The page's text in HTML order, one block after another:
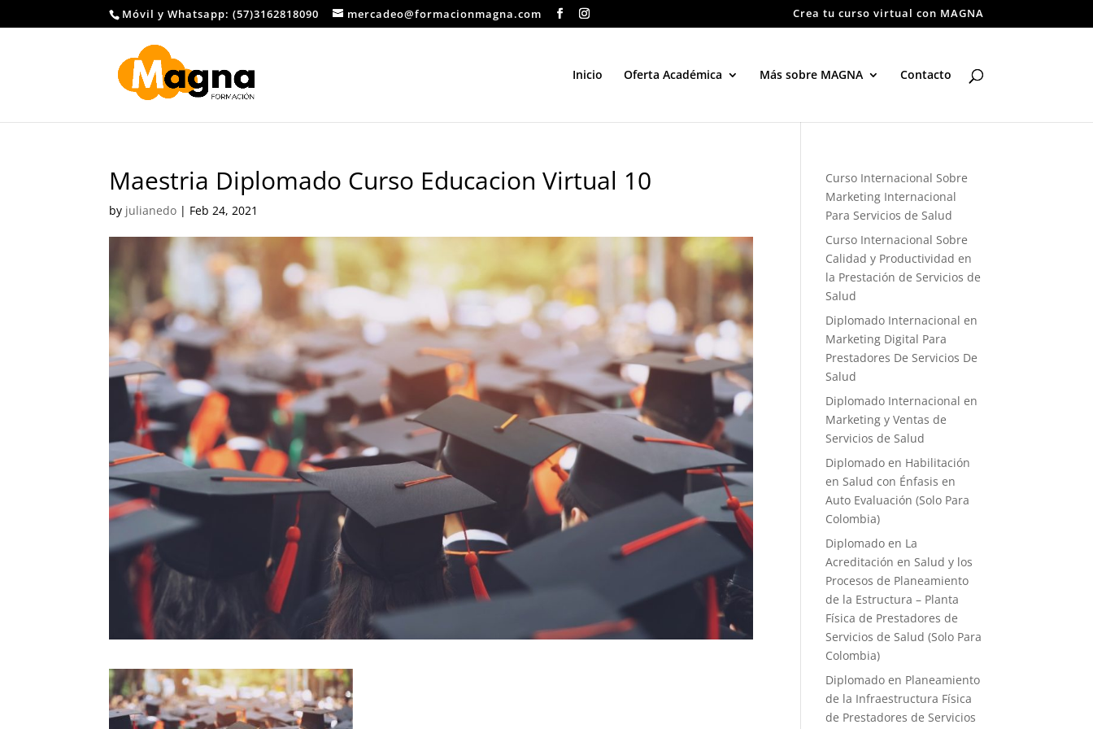
Móvil y Whatsapp: (57)3162818090 mercadeo@formacionmagna.com Crea tu curso virtual con MAGNA
Inicio Oferta Académica Más sobre MAGNA Contacto
Maestria Diplomado Curso Educacion Virtual 10
by julianedo | Feb 24, 2021
Curso Internacional Sobre
Marketing Internacional
Para Servicios de Salud
Curso Internacional Sobre
Calidad y Productividad en
la Prestación de Servicios de
Salud
Diplomado Internacional en
Marketing Digital Para
Prestadores De Servicios De
Salud
Diplomado Internacional en
Marketing y Ventas de
Servicios de Salud
Diplomado en Habilitación
en Salud con Énfasis en
Auto Evaluación ​(Solo Para
Colombia)
Diplomado en La
Acreditación en Salud y los
Procesos de Planeamiento
de la Estructura – Planta
Física de Prestadores de
Servicios de Salud (Solo Para
Colombia)
Diplomado en Planeamiento
de la Infraestructura Física
de Prestadores de Servicios